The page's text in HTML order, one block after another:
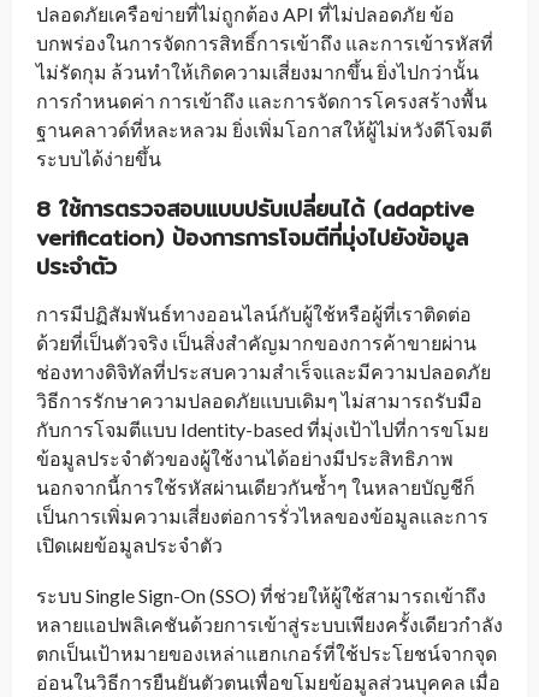
ปลอดภัยเครือข่ายที่ไม่ถูกต้อง API ที่ไม่ปลอดภัย ข้อ
บกพร่องในการจัดการสิทธิ์การเข้าถึง และการเข้ารหัสที่
ไม่รัดกุม ล้วนทำให้เกิดความเสี่ยงมากขึ้น ยิ่งไปกว่านั้น
การกำหนดค่า การเข้าถึง และการจัดการโครงสร้างพื้น
ฐานคลาวด์ที่หละหลวม ยิ่งเพิ่มโอกาสให้ผู้ไม่หวังดีโจมตี
ระบบได้ง่ายขึ้น
8 ใช้การตรวจสอบแบบปรับเปลี่ยนได้ (adaptive
verification) ป้องการการโจมตีที่มุ่งไปยังข้อมูล
ประจำตัว
การมีปฏิสัมพันธ์ทางออนไลน์กับผู้ใช้หรือผู้ที่เราติดต่อ
ด้วยที่เป็นตัวจริง เป็นสิ่งสำคัญมากของการค้าขายผ่าน
ช่องทางดิจิทัลที่ประสบความสำเร็จและมีความปลอดภัย
วิธีการรักษาความปลอดภัยแบบเดิมๆ ไม่สามารถรับมือ
กับการโจมตีแบบ Identity-based ที่มุ่งเป้าไปที่การขโมย
ข้อมูลประจำตัวของผู้ใช้งานได้อย่างมีประสิทธิภาพ
นอกจากนี้การใช้รหัสผ่านเดียวกันซ้ำๆ ในหลายบัญชีก็
เป็นการเพิ่มความเสี่ยงต่อการรั่วไหลของข้อมูลและการ
เปิดเผยข้อมูลประจำตัว
ระบบ Single Sign-On (SSO) ที่ช่วยให้ผู้ใช้สามารถเข้าถึง
หลายแอปพลิเคชันด้วยการเข้าสู่ระบบเพียงครั้งเดียวกำลัง
ตกเป็นเป้าหมายของเหล่าแฮกเกอร์ที่ใช้ประโยชน์จากจุด
อ่อนในวิธีการยืนยันตัวตนเพื่อขโมยข้อมูลส่วนบุคคล เมื่อ